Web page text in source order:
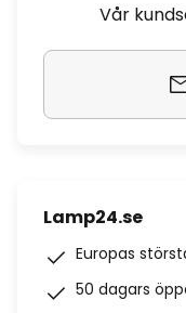
Vår
Lamp24.se
Europas
50 dagars